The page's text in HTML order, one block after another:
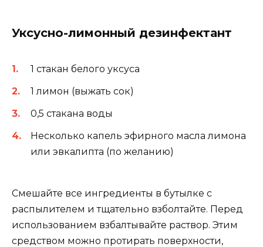
Уксусно-лимонный дезинфектант
1 стакан белого уксуса
1 лимон (выжать сок)
0,5 стакана воды
Несколько капель эфирного масла лимона
или эвкалипта (по желанию)
Смешайте все ингредиенты в бутылке с
распылителем и тщательно взболтайте. Перед
использованием взбалтывайте раствор. Этим
средством можно протирать поверхности,